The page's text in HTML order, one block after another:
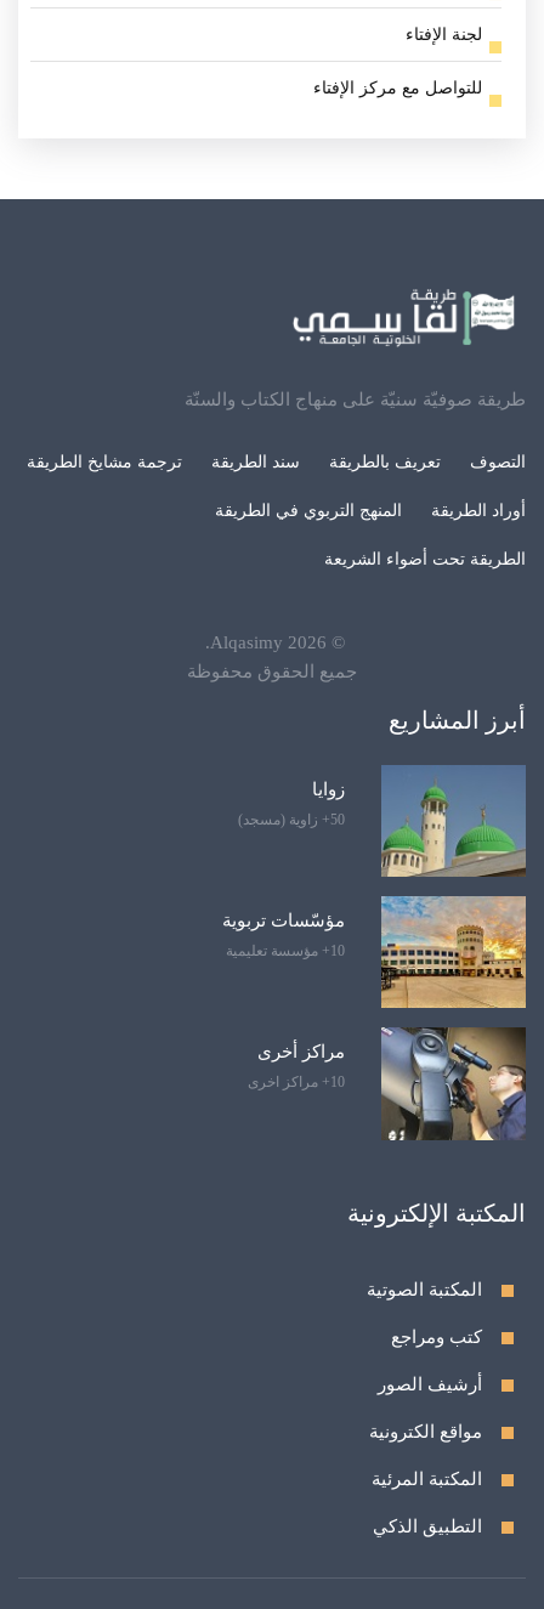
لجنة الإفتاء
للتواصل مع مركز الإفتاء
طريقة صوفيّة سنيّة على منهاج الكتاب والسنّة
التصوف تعريف بالطريقة سند الطريقة ترجمة مشايخ الطريقة
أوراد الطريقة المنهج التربوي في الطريقة
الطريقة تحت أضواء الشريعة
©
2026
Alqasimy
.
جميع الحقوق محفوظة
أبرز المشاريع
زوايا
50+ زاوية (مسجد)
مؤسّسات تربوية
10+ مؤسسة تعليمية
مراكز أخرى
10+ مراكز اخرى
المكتبة الإلكترونية
المكتبة الصوتية
كتب ومراجع
أرشيف الصور
مواقع الكترونية
المكتبة المرئية
التطبيق الذكي